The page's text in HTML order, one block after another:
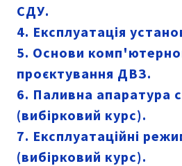
СДУ.
4. Експлуатація
5. Основи
проєктування ДВЗ.
6. Паливна апаратура
(вибірковий курс).
7. Експлуатаційні
(вибірковий курс).